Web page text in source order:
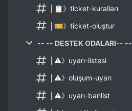
│📋》ticket-kuralları
│🎫》ticket-oluştur
-- -- DESTEK ODALARI-- --
│⚠》uyarı-listesi
│⚠》oluşum-uyarı
│⚠》uyarı-banlist